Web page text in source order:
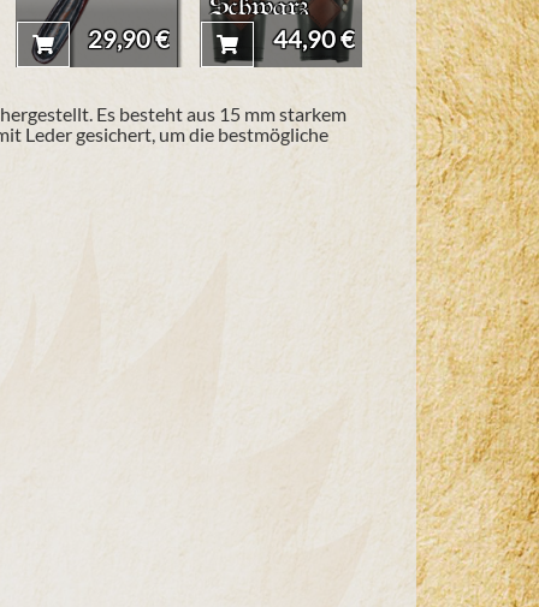
29,90 €
Schwarz
44,90 €
11,90 €
Es besteht aus 15 mm starkem
Leder gesichert, um die bestmögliche